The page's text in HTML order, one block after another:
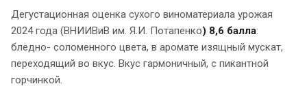
Дегустационная оценка сухого виноматериала урожая
2024 года (ВНИИВиВ им. Я.И. Потапенко) 8,6 балла:
бледно- соломенного цвета, в аромате изящный мускат,
переходящий во вкус. Вкус гармоничный, с пикантной
горчинкой.